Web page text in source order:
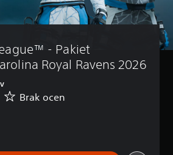
- Pakiet
Royal Ravens 2026
Brak ocen